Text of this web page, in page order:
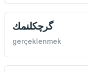
گرچكلنمك
gerçeklenmek